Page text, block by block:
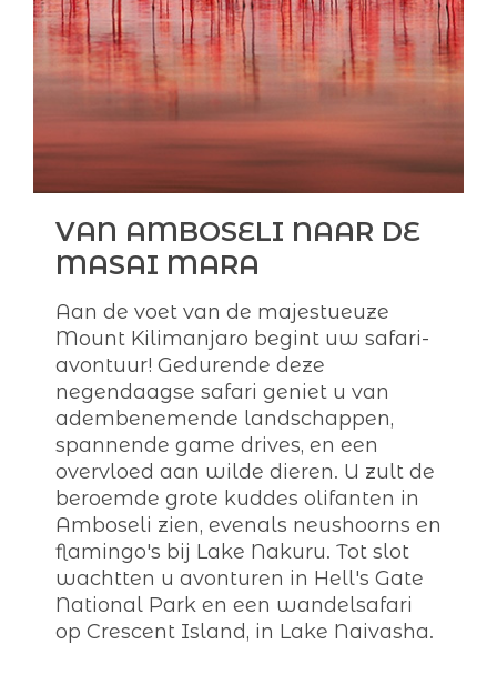
VAN AMBOSELI NAAR DE
MASAI MARA
Aan de voet van de majestueuze
Mount Kilimanjaro begint uw safari-
avontuur! Gedurende deze
negendaagse safari geniet u van
adembenemende landschappen,
spannende game drives, en een
overvloed aan wilde dieren. U zult de
beroemde grote kuddes olifanten in
Amboseli zien, evenals neushoorns en
flamingo's bij Lake Nakuru. Tot slot
wachtten u avonturen in Hell's Gate
National Park en een wandelsafari
op Crescent Island, in Lake Naivasha.